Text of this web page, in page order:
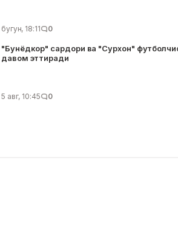
бугун, 18:11 0
"Бунёдкор" сардори ва "Сурхон"
давом эттиради
5 авг, 10:45 0